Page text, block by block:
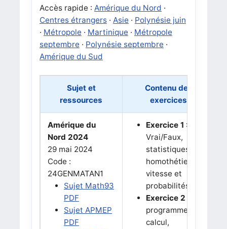
Accès rapide : Amérique du Nord ·
Centres étrangers· Asie · Polynésie juin
· Métropole · Martinique · Métropole
septembre · Polynésie septembre ·
Amérique du Sud
Sujet et
ressources
Contenu des
exercices
Amérique du
Nord 2024
29 mai 2024
Code :
24GENMATAN1
Sujet Math93
PDF
Sujet APMEP
PDF
Exercice 1 :
Vrai/Faux,
statistiques,
homothétie,
vitesse et
probabilités.
Exercice 2 :
programme de
calcul,